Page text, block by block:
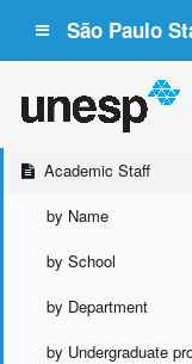
São Paulo
Academic Staff
by Name
by School
by Department
by Undergraduate